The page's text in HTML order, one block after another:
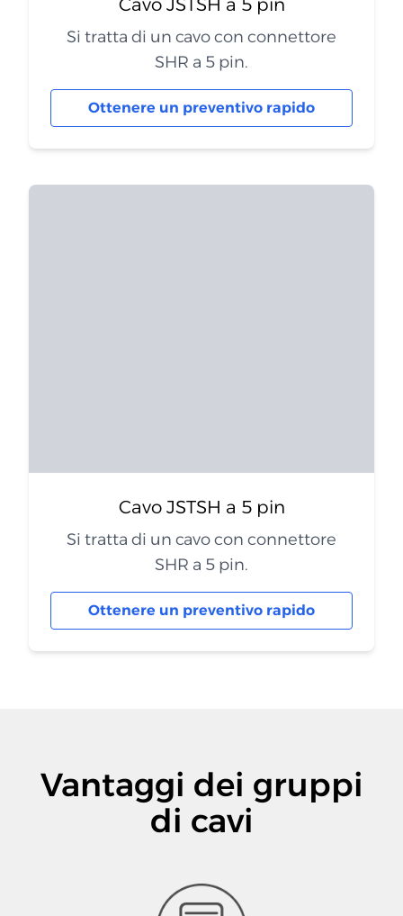
Si tratta di un cavo con connettore
SHR a 5 pin.
Ottenere un preventivo rapido
Cavo JSTSH a 5 pin
Si tratta di un cavo con connettore
SHR a 5 pin.
Ottenere un preventivo rapido
Vantaggi dei gruppi
di cavi